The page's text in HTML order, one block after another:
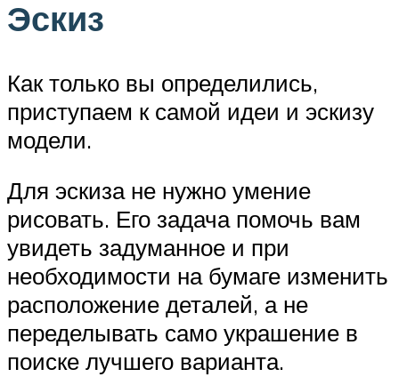
Эскиз
Как только вы определились,
приступаем к самой идеи и эскизу
модели.
Для эскиза не нужно умение
рисовать. Его задача помочь вам
увидеть задуманное и при
необходимости на бумаге изменить
расположение деталей, а не
переделывать само украшение в
поиске лучшего варианта.